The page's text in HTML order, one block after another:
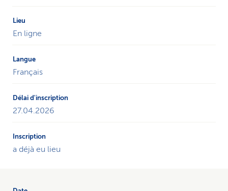
En ligne
Français
27.04.2026
a déjà eu lieu